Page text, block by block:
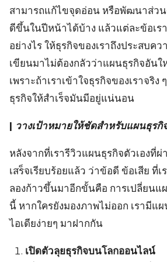
สามารถแก้ไขจุดอ่อน หรือพัฒนาส่วน
ดีขึ้นในปีหน้าได้บ้าง แล้วแต่ละข้อเร
อย่างไร ให้ธุรกิจของเราถึงประสบคว
เขียนมาไม่ต้องกลัวว่าแผนธุรกิจอันใ
เพราะถ้าเราเข้าใจธุรกิจของเราจริง
ธุรกิจให้สำเร็จมันมีอยู่แน่นอน
| วางเป้าหมายให้ชัดสำหรับแผนธุรกิ
หลังจากที่เรารีวิวแผนธุรกิจตัวเองที่
เสร็จเรียบร้อยแล้ว ว่าข้อดี ข้อเสีย ที่เ
ลองก้าวขึ้นมาอีกขั้นคือ การเปลี่ยนแ
นี้ หากใครยังมองภาพไม่ออก เรามีแ
ไอเดียง่ายๆ มาฝากกัน
เปิดตัวลุยธุรกิจบนโลกออนไลน์